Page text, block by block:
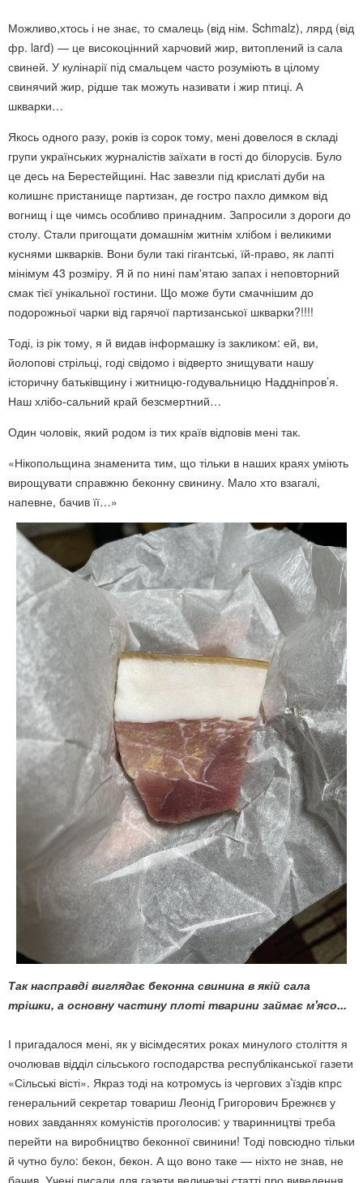
Можливо,хтось і не знає, то смалець (від нім. Schmalz), лярд (від
фр. lard) — це високоцінний харчовий жир, витоплений із сала
свиней. У кулінарії під смальцем часто розуміють в цілому
свинячий жир, рідше так можуть називати і жир птиці. А
шкварки…
Якось одного разу, років із сорок тому, мені довелося в складі
групи українських журналістів заїхати в гості до білорусів. Було
це десь на Берестейщині. Нас завезли під крислаті дуби на
колишнє пристанище партизан, де гостро пахло димком від
вогнищ і ще чимсь особливо принадним. Запросили з дороги до
столу. Стали пригощати домашнім житнім хлібом і великими
куснями шкварків. Вони були такі гігантські, їй-право, як лапті
мінімум 43 розміру. Я й по нині пам'ятаю запах і неповторний
смак тієї унікальної гостини. Що може бути смачнішим до
подорожньої чарки від гарячої партизанської шкварки?!!!!
Тоді, із рік тому, я й видав інформашку із закликом: ей, ви,
йолопові стрільці, годі свідомо і відверто знищувати нашу
історичну батьківщину і житницю-годувальницю Наддніпров’я.
Наш хлібо-сальний край безсмертний…
Один чоловік, який родом із тих країв відповів мені так.
«Нікопольщина знаменита тим, що тільки в наших краях уміють
вирощувати справжню беконну свинину. Мало хто взагалі,
напевне, бачив її…»
Так насправді виглядає беконна свинина в якій сала
трішки, а основну частину плоті тварини займає м'ясо...
І пригадалося мені, як у вісімдесятих роках минулого століття я
очолював відділ сільського господарства республіканської газети
«Сільські вісті». Якраз тоді на котромусь із чергових з’їздів кпрс
генеральний секретар товариш Леонід Григорович Брежнєв у
нових завданнях комуністів проголосив: у тваринництві треба
перейти на виробництво беконної свинини! Тоді повсюдно тільки
й чутно було: бекон, бекон. А що воно таке — ніхто не знав, не